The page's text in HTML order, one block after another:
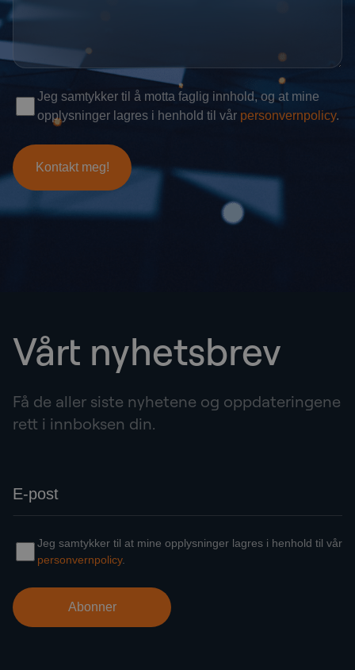
Vårt nyhetsbrev
Få de aller siste nyhetene og oppdateringene
rett i innboksen din.